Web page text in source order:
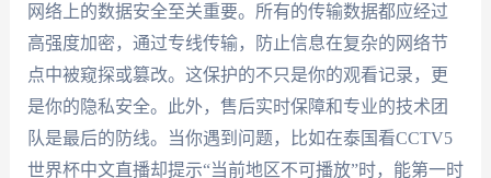
网络上的数据安全至关重要。所有的传输数据都应经过
高强度加密，通过专线传输，防止信息在复杂的网络节
点中被窥探或篡改。这保护的不只是你的观看记录，更
是你的隐私安全。此外，售后实时保障和专业的技术团
队是最后的防线。当你遇到问题，比如在泰国看CCTV5
世界杯中文直播却提示“当前地区不可播放”时，能第一时